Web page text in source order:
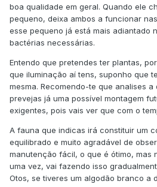
boa qualidade em geral. Quando ele
pequeno, deixa ambos a funcionar
esse pequeno já está mais adiantado
bactérias necessárias.
Entendo que pretendes ter plantas,
que iluminação aí tens, suponho que
mesma. Recomendo-te que analises
prevejas já uma possível montagem
exigentes, pois vais ver que com o
A fauna que indicas irá constituir um
equilibrado e muito agradável de
manutenção fácil, o que é ótimo, mas
uma vez, vai fazendo isso
Otos, se tiveres um algodão branco a